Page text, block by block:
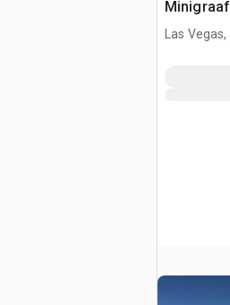
Las Vegas,